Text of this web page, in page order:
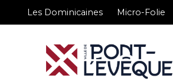
Les Dominicaines Micro-Folie